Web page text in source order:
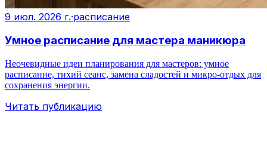
9 июл. 2026 г.·расписание
Умное расписание для мастера маникюра
Неочевидные идеи планирования для мастеров: умное
расписание, тихий сеанс, замена сладостей и микро‑отдых для
сохранения энергии.
Читать публикацию